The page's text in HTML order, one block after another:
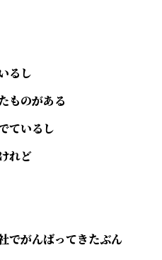
るし
ものがある
ているし
れど
でがんばってきたぶん